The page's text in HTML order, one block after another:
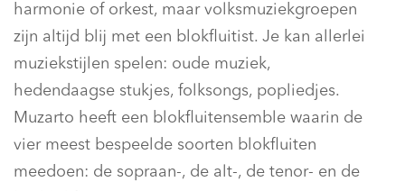
harmonie of orkest, maar volksmuziekgroepen
zijn altijd blij met een blokfluitist. Je kan allerlei
muziekstijlen spelen: oude muziek,
hedendaagse stukjes, folksongs, popliedjes.
Muzarto heeft een blokfluitensemble waarin de
vier meest bespeelde soorten blokfluiten
meedoen: de sopraan-, de alt-, de tenor- en de